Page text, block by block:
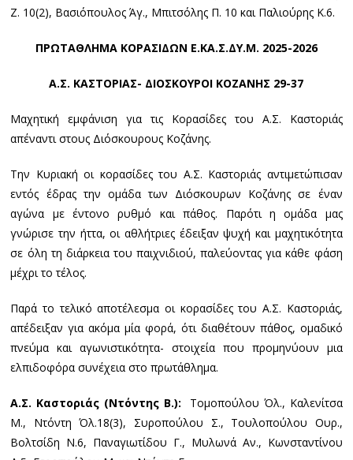
Z. 10(2), Βασιόπουλος Άγ., Μπιτσόλης Π. 10 και Παλιούρης Κ.6.
ΠΡΩΤΑΘΛΗΜΑ ΚΟΡΑΣΙΔΩΝ Ε.ΚΑ.Σ.ΔΥ.Μ. 2025-2026
Α.Σ. ΚΑΣΤΟΡΙΑΣ- ΔΙΟΣΚΟΥΡΟΙ ΚΟΖΑΝΗΣ 29-37
Μαχητική εμφάνιση για τις Κορασίδες του Α.Σ. Καστοριάς
απέναντι στους Διόσκουρους Κοζάνης.
Την Κυριακή οι κορασίδες του Α.Σ. Καστοριάς αντιμετώπισαν
εντός έδρας την ομάδα των Διόσκουρων Κοζάνης σε έναν
αγώνα με έντονο ρυθμό και πάθος. Παρότι η ομάδα μας
γνώρισε την ήττα, οι αθλήτριες έδειξαν ψυχή και μαχητικότητα
σε όλη τη διάρκεια του παιχνιδιού, παλεύοντας για κάθε φάση
μέχρι το τέλος.
Παρά το τελικό αποτέλεσμα οι κορασίδες του Α.Σ. Καστοριάς,
απέδειξαν για ακόμα μία φορά, ότι διαθέτουν πάθος, ομαδικό
πνεύμα και αγωνιστικότητα- στοιχεία που προμηνύουν μια
ελπιδοφόρα συνέχεια στο πρωτάθλημα.
Α.Σ. Καστοριάς (Ντόντης Β.): Τομοπούλου Όλ., Καλενίτσα
Μ., Ντόντη Όλ.18(3), Συροπούλου Σ., Τουλοπούλου Ουρ.,
Βολτσίδη Ν.6, Παναγιωτίδου Γ., Μυλωνά Αν., Κωνσταντίνου